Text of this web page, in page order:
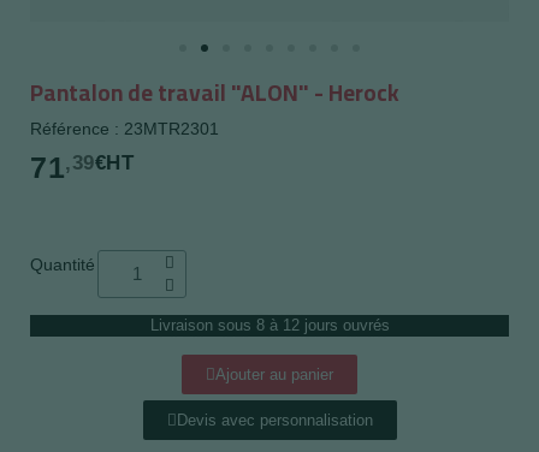
Pantalon de travail "ALON" - Herock
Référence : 23MTR2301
71,39€HT
Quantité
Livraison sous 8 à 12 jours ouvrés
Ajouter au panier
Devis avec personnalisation